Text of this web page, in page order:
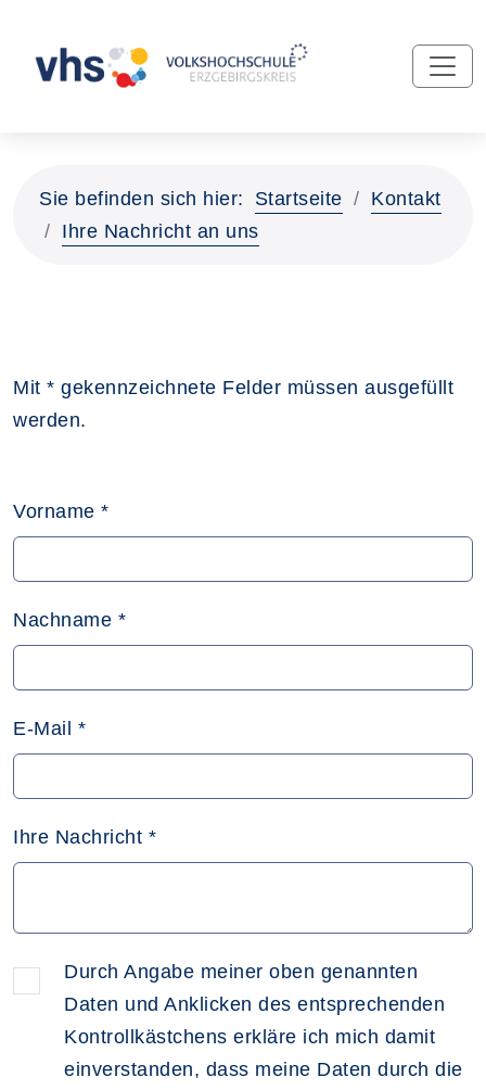
Sie befinden sich hier: Startseite
Kontakt
Ihre Nachricht an uns
Mit * gekennzeichnete Felder müssen ausgefüllt
werden.
Vorname *
Nachname *
E-Mail *
Ihre Nachricht *
Durch Angabe meiner oben genannten
Daten und Anklicken des entsprechenden
Kontrollkästchens erkläre ich mich damit
einverstanden, dass meine Daten durch die